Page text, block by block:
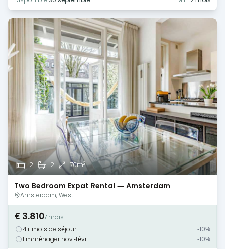
2 2 70m2
Two Bedroom Expat Rental — Amsterdam
Amsterdam, West
€ 3.810/ mois
4+ mois de séjour
-10%
Emménager nov.-févr.
-10%